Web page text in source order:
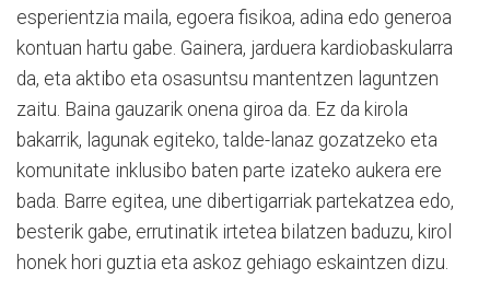
esperientzia maila, egoera fisikoa, adina edo generoa
kontuan hartu gabe. Gainera, jarduera kardiobaskularra
da, eta aktibo eta osasuntsu mantentzen laguntzen
zaitu. Baina gauzarik onena giroa da. Ez da kirola
bakarrik, lagunak egiteko, talde-lanaz gozatzeko eta
komunitate inklusibo baten parte izateko aukera ere
bada. Barre egitea, une dibertigarriak partekatzea edo,
besterik gabe, errutinatik irtetea bilatzen baduzu, kirol
honek hori guztia eta askoz gehiago eskaintzen dizu.